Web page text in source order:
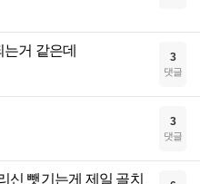
거 같은데 3
댓글
3
댓글
신 뺏기는게 제일 골치